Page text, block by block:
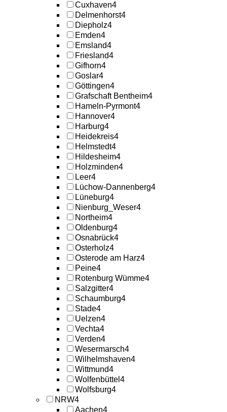
Cuxhaven4
Delmenhorst4
Diepholz4
Emden4
Emsland4
Friesland4
Gifhorn4
Goslar4
Göttingen4
Grafschaft Bentheim4
Hameln-Pyrmont4
Hannover4
Harburg4
Heidekreis4
Helmstedt4
Hildesheim4
Holzminden4
Leer4
Lüchow-Dannenberg4
Lüneburg4
Nienburg_Weser4
Northeim4
Oldenburg4
Osnabrück4
Osterholz4
Osterode am Harz4
Peine4
Rotenburg Wümme4
Salzgitter4
Schaumburg4
Stade4
Uelzen4
Vechta4
Verden4
Wesermarsch4
Wilhelmshaven4
Wittmund4
Wolfenbüttel 4
Wolfsburg4
NRW4
Aachen4